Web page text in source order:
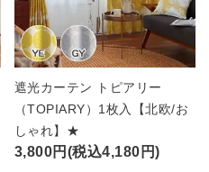
遮光カーテン トピアリー
（TOPIARY）1枚入【北欧/お
しゃれ】★
3,800円(税込4,180円)